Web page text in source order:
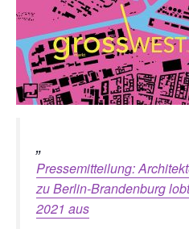
Pressemitteilung:
zu Berlin-Brandenburg
2021 aus